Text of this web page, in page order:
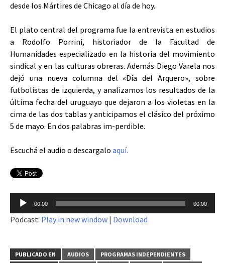
desde los Mártires de Chicago al día de hoy.
El plato central del programa fue la entrevista en estudios
a Rodolfo Porrini, historiador de la Facultad de
Humanidades especializado en la historia del movimiento
sindical y en las culturas obreras. Además Diego Varela nos
dejó una nueva columna del «Día del Arquero», sobre
futbolistas de izquierda, y analizamos los resultados de la
última fecha del uruguayo que dejaron a los violetas en la
cima de las dos tablas y anticipamos el clásico del próximo
5 de mayo. En dos palabras im-perdible.
Escuchá el audio o descargalo aquí.
Reproductor
de
audio
00:00 00:00
Podcast: Play in new window | Download
PUBLICADO EN AUDIOS
PROGRAMAS INDEPENDIENTES